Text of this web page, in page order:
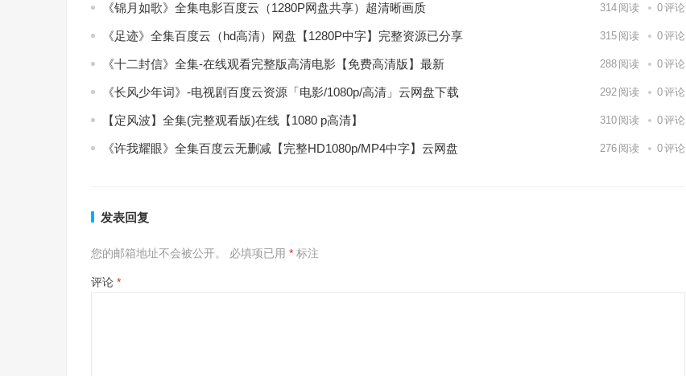
《锦月如歌》全集电影百度云（1280P网盘共享）超清晰画质 314 阅读 0评论
《足迹》全集百度云（hd高清）网盘【1280P中字】完整资源已分享 315 阅读 0评论
《十二封信》全集-在线观看完整版高清电影【免费高清版】最新 288 阅读 0评论
《长风少年词》-电视剧百度云资源「电影/1080p/高清」云网盘下载 292 阅读 0评论
【定风波】全集(完整观看版)在线【1080 p高清】 310 阅读 0评论
《许我耀眼》全集百度云无删减【完整HD1080p/MP4中字】云网盘 276 阅读 0评论
发表回复
您的邮箱地址不会被公开。 必填项已用 * 标注
评论 *